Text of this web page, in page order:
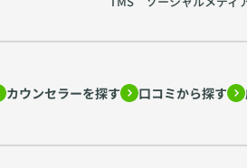
カウンセラーを探す 口コミから探す